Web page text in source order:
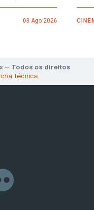
03 Ago 2026
— Todos os direitos
Técnica